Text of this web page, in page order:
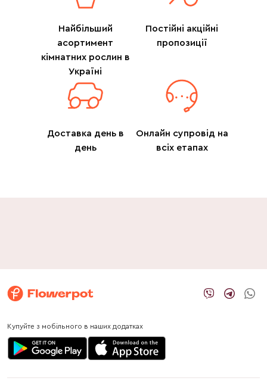
Найбільший
асортимент
кімнатних рослин в
Україні
Постійні акційні
пропозиції
Доставка день в
день
Онлайн супровід на
всіх етапах
Купуйте з мобільного в наших додатках